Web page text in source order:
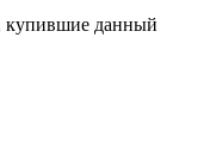
купившие данный